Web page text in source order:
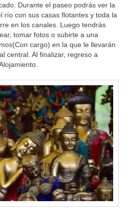
Durante el paseo podrás ver la
río con sus casas flotantes y toda la
en los canales. Luego tendrás
tomar fotos o subirte a una
cargo) en la que le llevarán
central. Al finalizar, regreso a